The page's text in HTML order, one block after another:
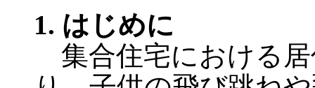
1. はじめに
集合住宅における